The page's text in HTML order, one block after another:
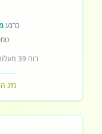
כרגע
רוח 39 מעלות
מזג